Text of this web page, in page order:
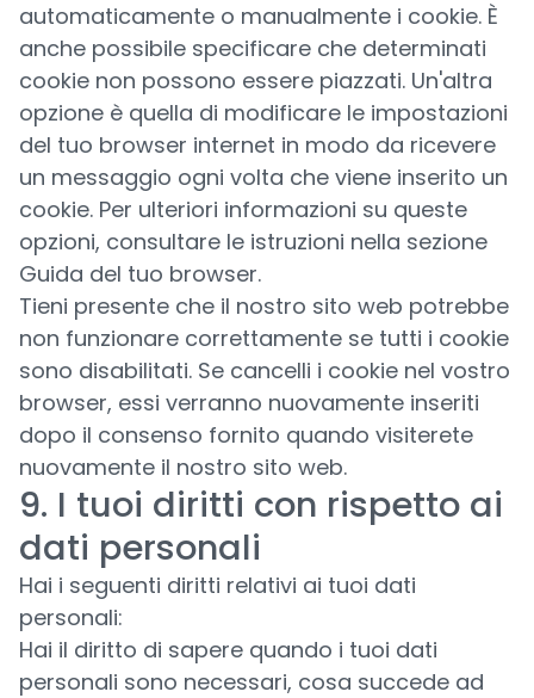
automaticamente o manualmente i cookie. È
anche possibile specificare che determinati
cookie non possono essere piazzati. Un'altra
opzione è quella di modificare le impostazioni
del tuo browser internet in modo da ricevere
un messaggio ogni volta che viene inserito un
cookie. Per ulteriori informazioni su queste
opzioni, consultare le istruzioni nella sezione
Guida del tuo browser.
Tieni presente che il nostro sito web potrebbe
non funzionare correttamente se tutti i cookie
sono disabilitati. Se cancelli i cookie nel vostro
browser, essi verranno nuovamente inseriti
dopo il consenso fornito quando visiterete
nuovamente il nostro sito web.
9. I tuoi diritti con rispetto ai
dati personali
Hai i seguenti diritti relativi ai tuoi dati
personali:
Hai il diritto di sapere quando i tuoi dati
personali sono necessari, cosa succede ad